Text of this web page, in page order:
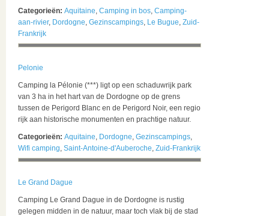
Categorieën: Aquitaine, Camping in bos, Camping-
aan-rivier, Dordogne, Gezinscampings, Le Bugue, Zuid-
Frankrijk
Pelonie
Camping la Pélonie (***) ligt op een schaduwrijk park
van 3 ha in het hart van de Dordogne op de grens
tussen de Perigord Blanc en de Perigord Noir, een regio
rijk aan historische monumenten en prachtige natuur.
Categorieën: Aquitaine, Dordogne, Gezinscampings,
Wifi camping, Saint-Antoine-d'Auberoche, Zuid-Frankrijk
Le Grand Dague
Camping Le Grand Dague in de Dordogne is rustig
gelegen midden in de natuur, maar toch vlak bij de stad